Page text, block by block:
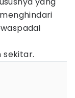
sekitar.